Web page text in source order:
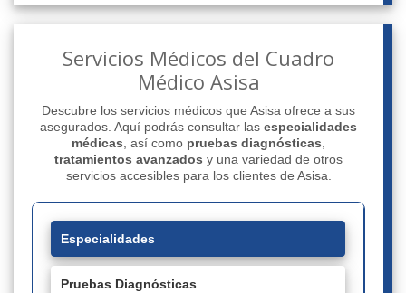
Servicios Médicos del Cuadro
Médico Asisa
Descubre los servicios médicos que Asisa ofrece a sus
asegurados. Aquí podrás consultar las especialidades
médicas , así como pruebas diagnósticas
tratamientos avanzados y una variedad de otros
servicios accesibles para los clientes de Asisa.
Especialidades
Pruebas Diagnósticas